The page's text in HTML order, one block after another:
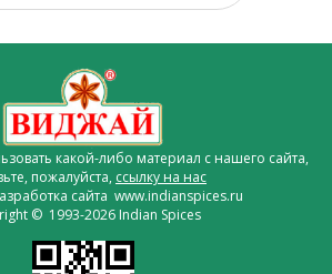
какой-либо материал с нашего сайта,
пожалуйста, ссылку на нас
сайта www.indianspices.ru
© 1993-2026 Indian Spices